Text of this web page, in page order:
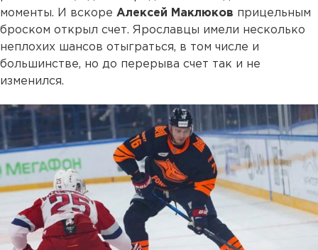
моменты. И вскоре Алексей Маклюков прицельным
броском открыл счет. Ярославцы имели несколько
неплохих шансов отыграться, в том числе и
большинстве, но до перерыва счет так и не
изменился.